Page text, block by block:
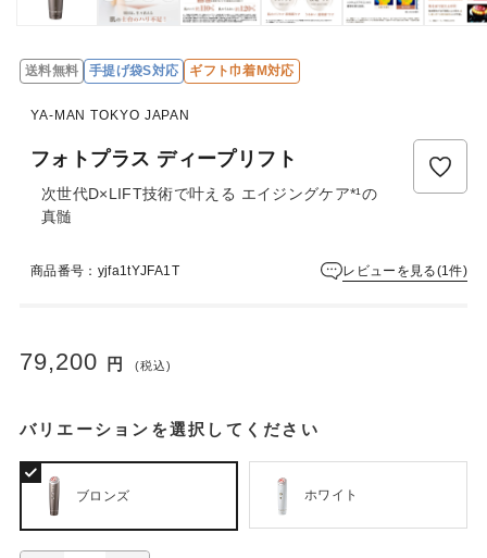
送料無料 手提げ袋S対応 ギフト巾着M対応
YA-MAN TOKYO JAPAN
フォトプラス ディープリフト
次世代D×LIFT技術で叶える エイジングケア*¹の
真髄
商品番号：yjfa1tYJFA1T レビューを見る(1件)
79,200 円 (税込)
バリエーションを選択してください
ブロンズ ホワイト